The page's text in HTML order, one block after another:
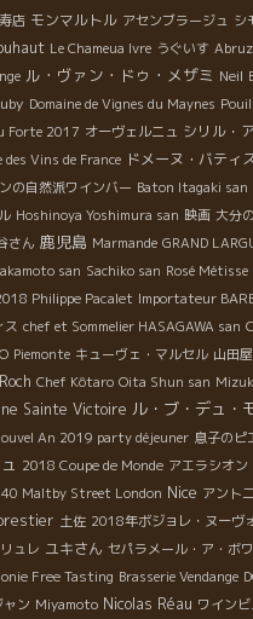
店 モンマルトル アセンブラージュ シ
Le Chameua Ivre うぐいす
ル・ヴァン・ドゥ・メザミ Neil
Domaine de Vignes du Maynes
Forte 2017 オーヴェルニュ シリル・
des Vins de France ドメーヌ・バティ
の自然派ワインバー Baton Itagaki san
Hoshinoya Yoshimura san 映画 大分
さん 鹿児島 Marmande GRAND
san Sachiko san Rosé Métisse
Philippe Pacalet Importateur
ス chef et Sommelier HASAGAWA san
Piemonte キューヴェ・マルセル 山田
Chef Kôtaro Oita Shun san
Sainte Victoire ル・ブ・デュ・
An 2019 party déjeuner 息子のピ
2018 Coupe de Monde アエラシオン
40 Maltby Street London Nice アント
土佐 2018年ボジョレ・ヌーヴ
ュレ ユキさん セパラメール・ア・ボ
Free Tasting Brasserie Vendange
ャン Miyamoto Nicolas Réau ワイン